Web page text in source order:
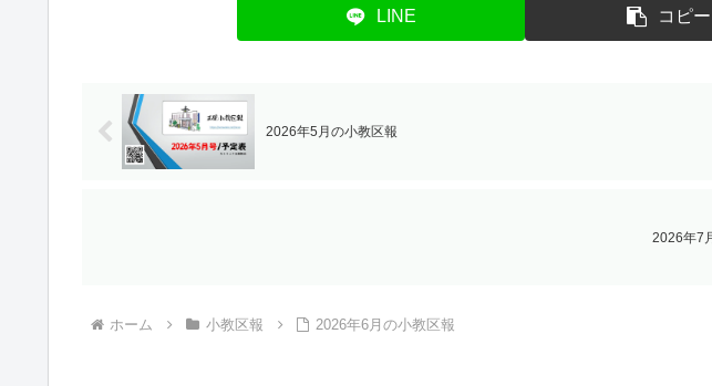
LINE コピー
2026年5月の小教区報
2026年7
ホーム 小教区報 2026年6月の小教区報